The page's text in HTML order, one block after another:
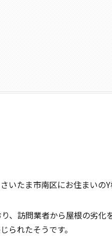
いたま市南区にお住まいのY
、訪問業者から屋根の劣化
られたそうです。